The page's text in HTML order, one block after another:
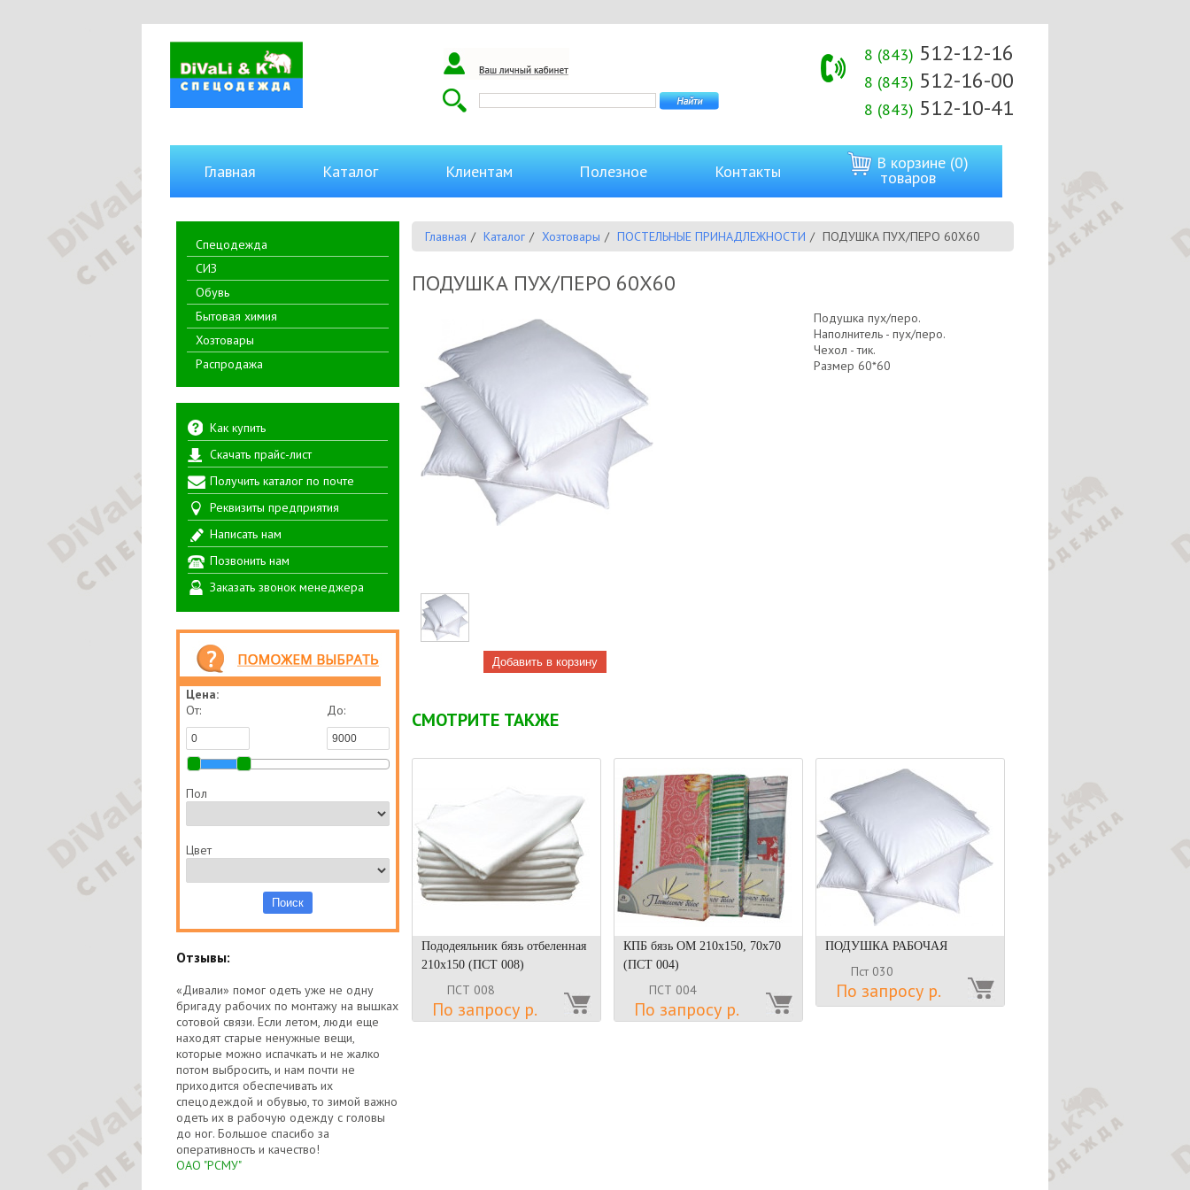
8 (843) 512-12-16
8 (843) 512-16-00
8 (843) 512-10-41
Главная Каталог Клиентам Полезное Контакты В корзине (0)
товаров
Спецодежда
СИЗ
Обувь
Бытовая химия
Хозтовары
Распродажа
Как купить
Скачать прайс-лист
Получить каталог по почте
Реквизиты предприятия
Написать нам
Позвонить нам
Заказать звонок менеджера
Цена:
От:
До:
Пол
Цвет
Отзывы:
«Дивали» помог одеть уже не одну
бригаду рабочих по монтажу на вышках
сотовой связи. Если летом, люди еще
находят старые ненужные вещи,
которые можно испачкать и не жалко
потом выбросить, и нам почти не
приходится обеспечивать их
спецодеждой и обувью, то зимой важно
одеть их в рабочую одежду с головы
до ног. Большое спасибо за
оперативность и качество!
ОАО "РСМУ"
Главная Каталог Хозтовары ПОСТЕЛЬНЫЕ ПРИНАДЛЕЖНОСТИ ПОДУШКА ПУХ/ПЕРО 60Х60
ПОДУШКА ПУХ/ПЕРО 60Х60
Подушка пух/перо.
Наполнитель - пух/перо.
Чехол - тик.
Размер 60*60
СМОТРИТЕ ТАКЖЕ
Пододеяльник бязь отбеленная
210х150 (ПСТ 008)
ПСТ 008
По запросу р.
КПБ бязь ОМ 210х150, 70х70
(ПСТ 004)
ПСТ 004
По запросу р.
ПОДУШКА РАБОЧАЯ
Пст 030
По запросу р.